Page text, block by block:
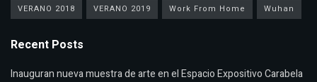
VERANO 2018
VERANO 2019 Work From Home Wuhan
Recent Posts
Inauguran nueva muestra de arte en el Espacio Expositivo Carabela